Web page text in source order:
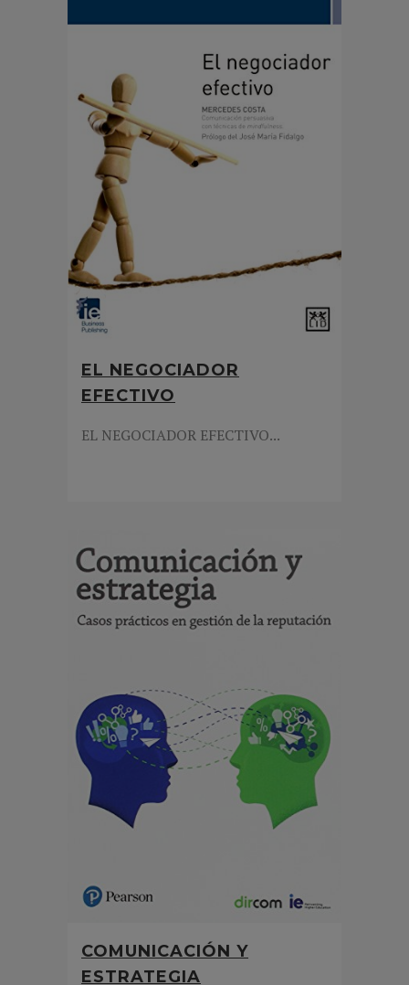
EL NEGOCIADOR
EFECTIVO
EL NEGOCIADOR EFECTIVO...
COMUNICACIÓN Y
ESTRATEGIA